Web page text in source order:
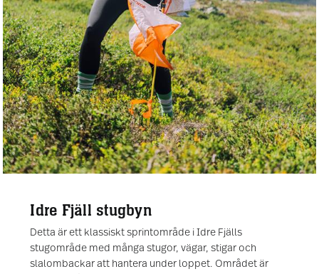
Idre Fjäll stugbyn
Detta är ett klassiskt sprintområde i Idre Fjälls
stugområde med många stugor, vägar, stigar och
slalombackar att hantera under loppet. Området är